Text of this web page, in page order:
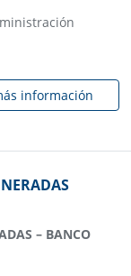
información
– BANCO